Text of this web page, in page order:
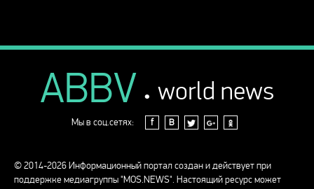
ABBV . world news
Мы в соц.сетях: f В
© 2014-2026 Информационный портал создан и действует при
поддержке медиагруппы "MOS.NEWS". Настоящий ресурс может